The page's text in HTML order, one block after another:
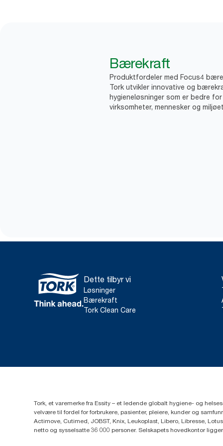
Bærekraft
Produktfordeler med Focus4
Tork utvikler innovative og
hygieneløsninger som er bedre for
virksomheter, mennesker og
Dette tilbyr vi
Løsninger
Bærekraft
Tork Clean Care
Tork, et varemerke fra Essity – et ledende globalt hygiene- og
velvære til fordel for forbrukere, pasienter, pleiere, kunder og
Actimove, Cutimed, JOBST, Knix, Leukoplast, Libero, Libresse,
netto og sysselsatte 36 000 personer. Selskapets hovedkontor